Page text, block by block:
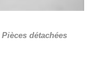
Pièces détachées